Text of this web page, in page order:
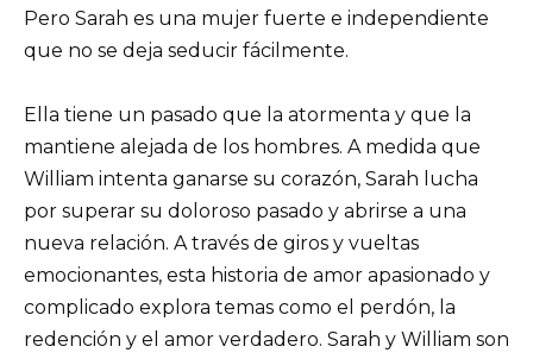
Pero Sarah es una mujer fuerte e independiente
que no se deja seducir fácilmente.
Ella tiene un pasado que la atormenta y que la
mantiene alejada de los hombres. A medida que
William intenta ganarse su corazón, Sarah lucha
por superar su doloroso pasado y abrirse a una
nueva relación. A través de giros y vueltas
emocionantes, esta historia de amor apasionado y
complicado explora temas como el perdón, la
redención y el amor verdadero. Sarah y William son